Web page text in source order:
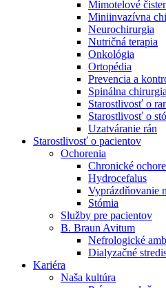
Nájdite si prácu u nás​
Objavte svoje kariérne
Kontakt
Mimotelové
Miniinvazívna
Neurochirurgia
Nutričná terapia
Onkológia
Ortopédia
Prevencia a
Spinálna chirurgia
Starostlivosť o
Starostlivosť o
Uzatváranie rán
Starostlivosť o pacientov
Ochorenia
Chronické
Hydrocefalus
Vyprázdňovanie
Stómia
Služby pre pacientov
B. Braun Avitum
Nefrologické
Dialyzačné
Kariéra
Naša kultúra